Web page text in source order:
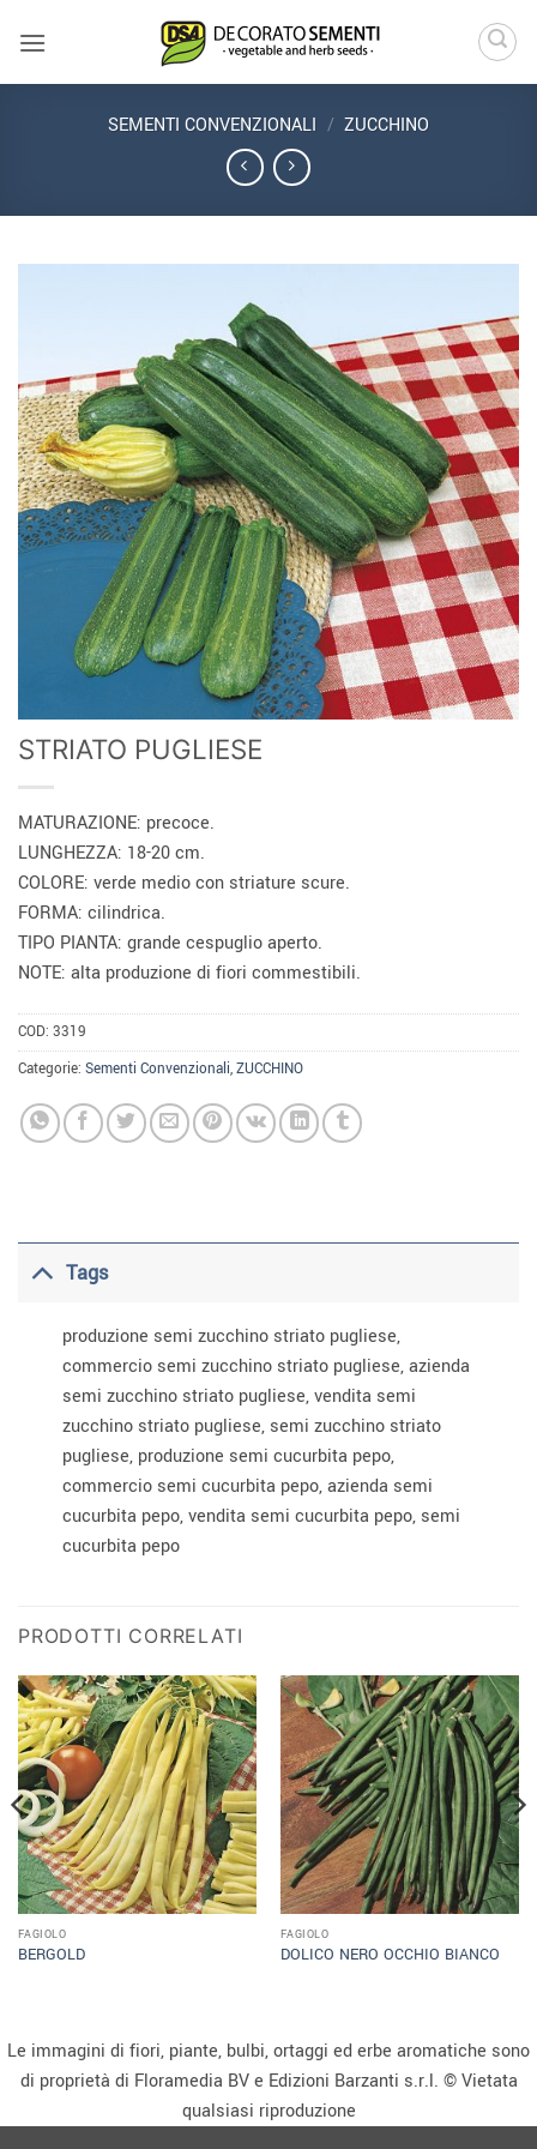
SEMENTI CONVENZIONALI / ZUCCHINO
STRIATO PUGLIESE
MATURAZIONE: precoce.
LUNGHEZZA: 18-20 cm.
COLORE: verde medio con striature scure.
FORMA: cilindrica.
TIPO PIANTA: grande cespuglio aperto.
NOTE: alta produzione di fiori commestibili.
COD: 3319
Categorie: Sementi Convenzionali,ZUCCHINO
Tags
produzione semi zucchino striato pugliese,
commercio semi zucchino striato pugliese, azienda
semi zucchino striato pugliese, vendita semi
zucchino striato pugliese, semi zucchino striato
pugliese, produzione semi cucurbita pepo,
commercio semi cucurbita pepo, azienda semi
cucurbita pepo, vendita semi cucurbita pepo, semi
cucurbita pepo
PRODOTTI CORRELATI
FAGIOLO
BERGOLD
FAGIOLO
DOLICO NERO OCCHIO BIANCO
Le immagini di fiori, piante, bulbi, ortaggi ed erbe aromatiche sono
di proprietà di Floramedia BV e Edizioni Barzanti s.r.l. © Vietata
qualsiasi riproduzione